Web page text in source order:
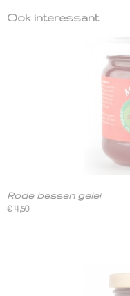
Ook interessant
Rode bessen gelei
€ 4,50